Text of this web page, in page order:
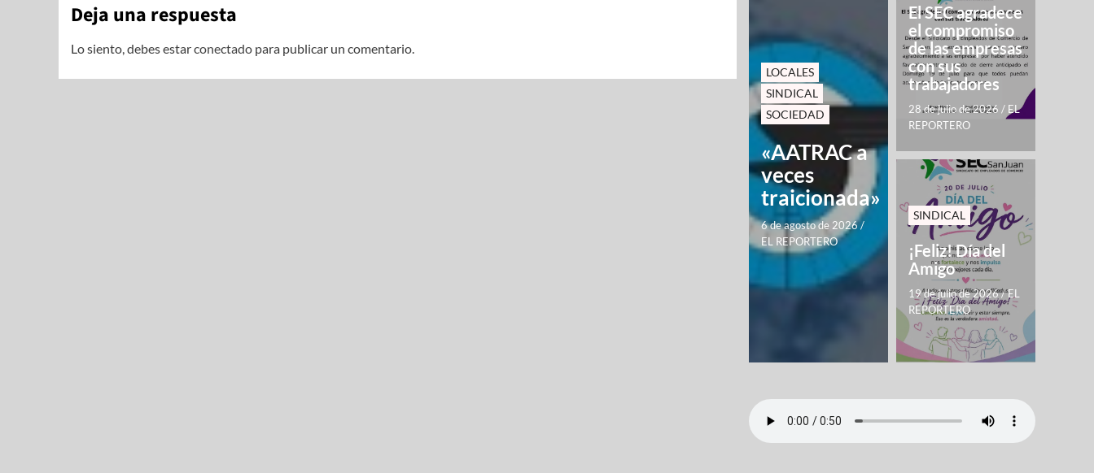
Deja una respuesta
Lo siento, debes estarconectado para publicar un comentario.
LOCALES
SINDICAL
SOCIEDAD
«AATRAC a
veces
traicionada»
6 de agosto de 2026/
EL REPORTERO
El SEC agradece
el compromiso
de las empresas
con sus
trabajadores
28 de julio de 2026 / EL
REPORTERO
SINDICAL
¡Feliz! Día del
Amigo
19 de julio de 2026/EL
REPORTERO